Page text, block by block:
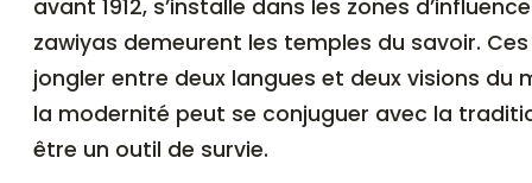
avant 1912, s’installe dans les zones
zawiyas demeurent les temples du savoir.
jongler entre deux langues et deux visions du
la modernité peut se conjuguer avec la
être un outil de survie.